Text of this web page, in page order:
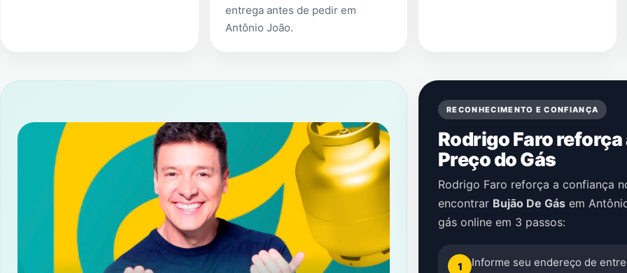
entrega antes de pedir em
Antônio João.
RECONHECIMENTO E CONFIANÇA
Rodrigo Faro
Preço do Gás
Rodrigo Faro reforça a confiança
encontrar Bujão De Gás em
gás online em 3 passos:
1 Informe seu endereço de